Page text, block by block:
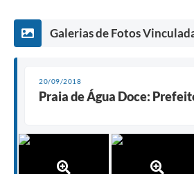
Galerias de Fotos
20/09/2018
Praia de Água Doce: